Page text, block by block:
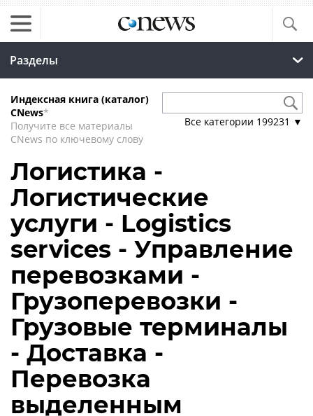
Разделы
Индексная книга (каталог)
CNews*
Получите все материалы
CNews по ключевому слову
Все категории 199231 ▼
Логистика -
Логистические
услуги - Logistics
services - Управление
перевозками -
Грузоперевозки -
Грузовые терминалы
- Доставка -
Перевозка
выделенным